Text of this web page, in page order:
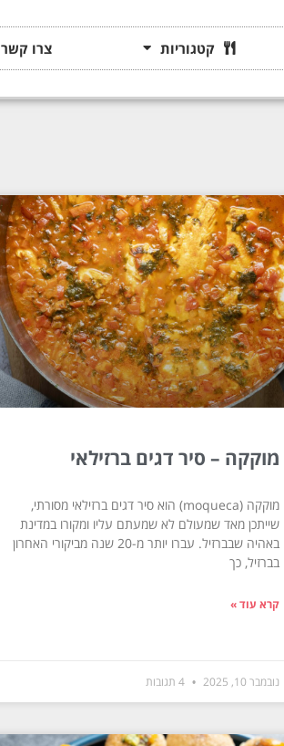
קטגוריות צרו קשר
מוקקה – סיר דגים ברזילאי
מוקקה (moqueca) הוא סיר דגים ברזילאי מסורתי,
שייתכן מאד שמעולם לא שמעתם עליו ומקורו במדינת
באהיה שבברזיל. עברו יותר מ-20 שנה מביקורי האחרון
בברזיל, כך
קרא עוד »
נובמבר 10, 2025 4 תגובות